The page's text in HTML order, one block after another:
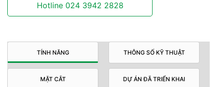
Hotline 024 3942 2828
TÍNH NĂNG THÔNG SỐ KỸ THUẬT
MẶT CẮT DỰ ÁN ĐÃ TRIỂN KHAI